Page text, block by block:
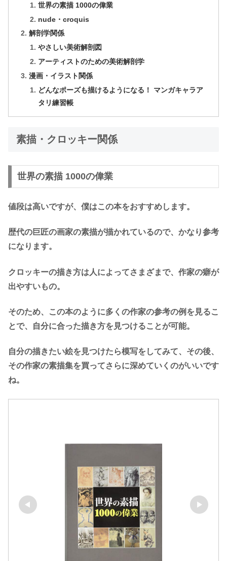
世界の素描 1000の偉業
nude・croquis
解剖学関係
やさしい美術解剖図
アーティストのための美術解剖学
漫画・イラスト関係
どんなポーズも描けるようになる！ マンガキャラア
タリ練習帳
素描・クロッキー関係
世界の素描 1000の偉業
値段は高いですが、僕はこの本をおすすめします。
歴代の巨匠の画家の素描が描かれているので、かなり参考
になります。
クロッキーの描き方は人によってさまざまで、作家の癖が
出やすいもの。
そのため、この本のように多くの作家の参考の例を見るこ
とで、自分に合った描き方を見つけることが可能。
自分の描きたい絵を見つけたら模写をしてみて、その後、
その作家の素描集を買ってさらに深めていくのがいいです
ね。